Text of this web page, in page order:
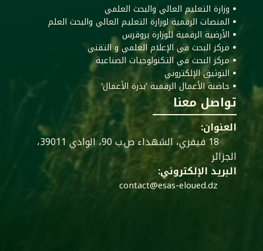
ꔷ وزارة التعليم العالي والبحث العلمي
ꔷ المنصات الرقمية لوزارة التعليم العالي والبحث العلم
ꔷ الأرضية الرقمية للوزارة بروقرس
ꔷ مركز البحث في الإعلام العلمي و التقني
ꔷ مركز البحث في التكنولوجيات الصناعية
ꔷ التوثيق الإلكتروني
ꔷ حاضنة الأعمال الرقمية 'بذرة الأعمال'
تواصل معنا
العنوان:
18 فيفري، الشهداء ص.ب 90، الوادي 39011،
الجزائر
البريد الإلكتروني:
contact@esas-eloued.dz